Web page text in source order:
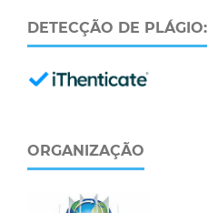
DETECÇÃO DE PLÁGIO:
ORGANIZAÇÃO